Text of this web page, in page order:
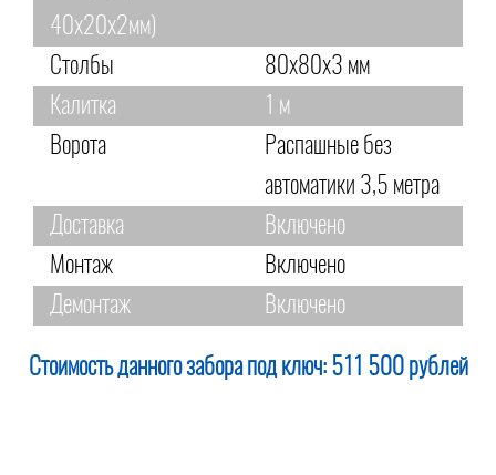
40х20х2мм)
Столбы
80х80х3 мм
Калитка
1 м
Ворота
Распашные без
автоматики 3,5 метра
Доставка
Включено
Монтаж
Включено
Демонтаж
Включено
Стоимость данного забора под ключ: 511 500 рублей